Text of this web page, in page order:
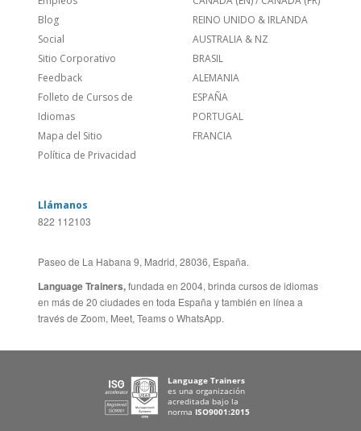
Links Relacionados
Contáctanos
¿Quienes somos?
Empleos
Blog
Social
Sitio Corporativo
Feedback
Mapa del Sitio
En todo el mundo
ESTADOS UNIDOS (EN)
ESTADOS UNIDOS (ES)
CANADÁ (EN)
REINO UNIDO & IRLANDA
AUSTRALIA & NZ
BRASIL
Llámanos
822 112103
en más de 20 ciudades en toda España y también en línea a
través de Zoom, Meet, Teams o WhatsApp.